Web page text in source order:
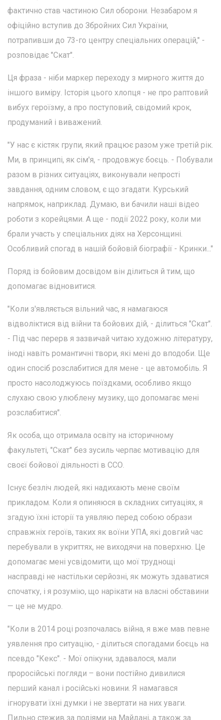
фактично став частиною Сил оборони. Незабаром я
офіційно вступив до Збройних Сил України,
потрапивши до 73-го центру спеціальних операцій," -
розповідає "Скат".
Ця фраза - ніби маркер переходу з мирного життя до
іншого виміру. Історія цього хлопця - не про раптовий
вибух героїзму, а про поступовий, свідомий крок,
продуманий і виважений.
"У нас є кістяк групи, який працює разом уже третій рік.
Ми, в принципі, як сім'я, - продовжує боєць. - Побували
разом в різних ситуаціях, виконували непрості
завдання, одним словом, є що згадати. Курський
напрямок, наприклад. Думаю, ви бачили наші відео
роботи з корейцями. А ще - події 2022 року, коли ми
брали участь у спеціальних діях на Херсонщині.
Особливий спогад в нашій бойовій біографії - Кринки..."
Поряд із бойовим досвідом він ділиться й тим, що
допомагає відновитися.
"Коли з'являється вільний час, я намагаюся
відволіктися від війни та бойових дій, - ділиться "Скат".
- Під час перерв я зазвичай читаю художню літературу,
іноді навіть романтичні твори, які мені до вподоби. Ще
один спосіб розслабитися для мене - це автомобіль. Я
просто насолоджуюсь поїздками, особливо якщо
слухаю свою улюблену музику, що допомагає мені
розслабитися".
Як особа, що отримала освіту на історичному
факультеті, "Скат" без зусиль черпає мотивацію для
своєї бойової діяльності в ССО.
Існує безліч людей, які надихають мене своїм
прикладом. Коли я опиняюся в складних ситуаціях, я
згадую їхні історії та уявляю перед собою образи
справжніх героїв, таких як воїни УПА, які довгий час
перебували в укриттях, не виходячи на поверхню. Це
допомагає мені усвідомити, що мої труднощі
насправді не настільки серйозні, як можуть здаватися
спочатку, і я розумію, що нарікати на власні обставини
— це не мудро.
"Коли в 2014 році розпочалась війна, я вже мав певне
уявлення про ситуацію, - ділиться спогадами боєць на
псевдо "Кекс". - Мої опікуни, здавалося, мали
проросійські погляди – вони постійно дивилися
перший канал і російські новини. Я намагався
ігнорувати їхні думки і не звертати на них уваги.
Пильно стежив за подіями на Майдані, а також за